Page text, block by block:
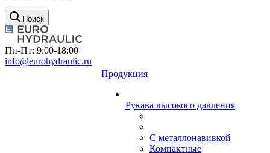
Поиск
Пн-Пт: 9:00-18:00
info@eurohydraulic.ru
Продукция
Рукава высокого давления
С металлонавивкой
Компактные